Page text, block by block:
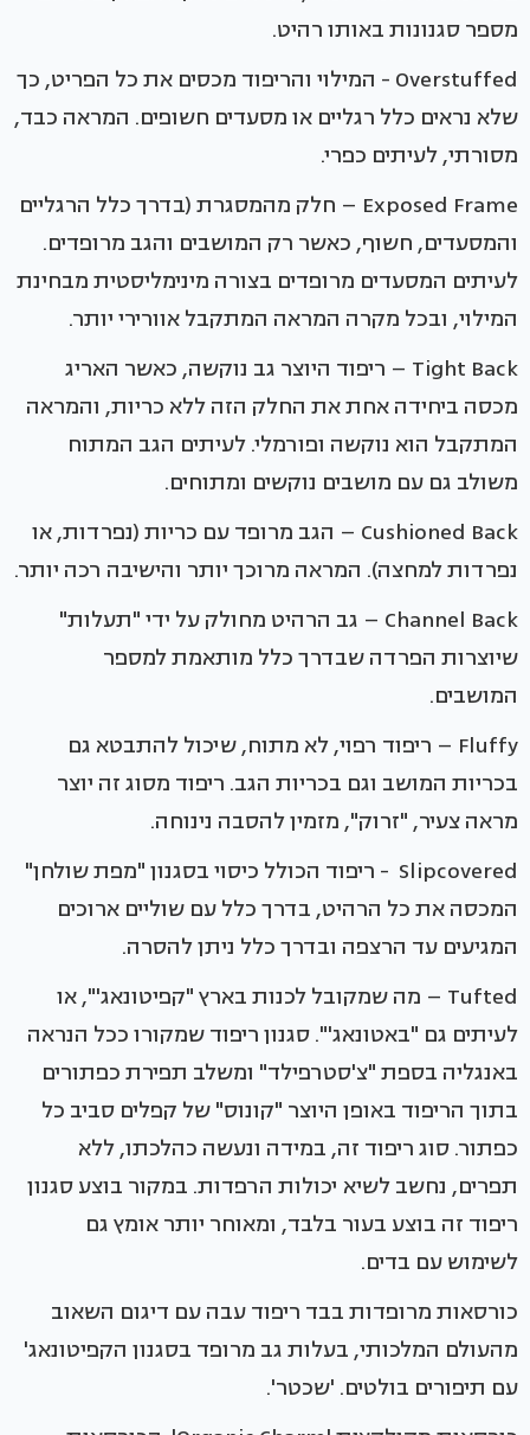
מספר סגנונות באותו רהיט.
Overstuffed - המילוי והריפוד מכסים את כל הפריט, כך
שלא נראים כלל רגליים או מסעדים חשופים. המראה כבד,
מסורתי, לעיתים כפרי.
Exposed Frame – חלק מהמסגרת (בדרך כלל הרגליים
והמסעדים, חשוף, כאשר רק המושבים והגב מרופדים.
לעיתים המסעדים מרופדים בצורה מינימליסטית מבחינת
המילוי, ובכל מקרה המראה המתקבל אוורירי יותר.
Tight Back – ריפוד היוצר גב נוקשה, כאשר האריג
מכסה ביחידה אחת את החלק הזה ללא כריות, והמראה
המתקבל הוא נוקשה ופורמלי. לעיתים הגב המתוח
משולב גם עם מושבים נוקשים ומתוחים.
Cushioned Back – הגב מרופד עם כריות (נפרדות, או
נפרדות למחצה). המראה מרוכך יותר והישיבה רכה יותר.
Channel Back – גב הרהיט מחולק על ידי "תעלות"
שיוצרות הפרדה שבדרך כלל מותאמת למספר
המושבים.
Fluffy – ריפוד רפוי, לא מתוח, שיכול להתבטא גם
בכריות המושב וגם בכריות הגב. ריפוד מסוג זה יוצר
מראה צעיר, "זרוק", מזמין להסבה נינוחה.
Slipcovered - ריפוד הכולל כיסוי בסגנון "מפת שולחן"
המכסה את כל הרהיט, בדרך כלל עם שוליים ארוכים
המגיעים עד הרצפה ובדרך כלל ניתן להסרה.
Tufted – מה שמקובל לכנות בארץ "קפיטונאג'", או
לעיתים גם "באטונאג'". סגנון ריפוד שמקורו ככל הנראה
באנגליה בספת "צ'סטרפילד" ומשלב תפירת כפתורים
בתוך הריפוד באופן היוצר "קונוס" של קפלים סביב כל
כפתור. סוג ריפוד זה, במידה ונעשה כהלכתו, ללא
תפרים, נחשב לשיא יכולות הרפדות. במקור בוצע סגנון
ריפוד זה בוצע בעור בלבד, ומאוחר יותר אומץ גם
לשימוש עם בדים.
כורסאות מרופדות בבד ריפוד עבה עם דיגום השאוב
מהעולם המלכותי, בעלות גב מרופד בסגנון הקפיטונאג'
עם תיפורים בולטים. 'שכטר'.